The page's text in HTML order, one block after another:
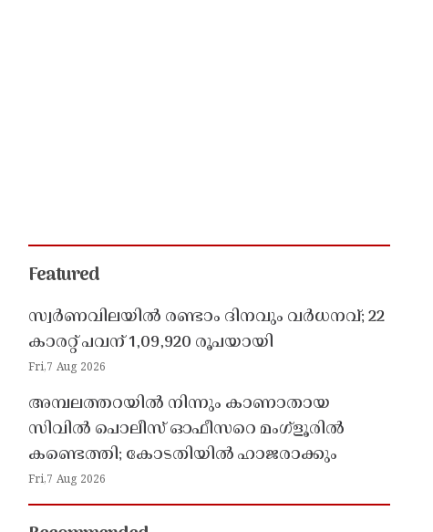
Featured
സ്വർണവിലയിൽ രണ്ടാം ദിനവും വർധനവ്; 22
കാരറ്റ് പവന് 1,09,920 രൂപയായി
Fri,7 Aug 2026
അമ്പലത്തറയിൽ നിന്നും കാണാതായ
സിവിൽ പൊലീസ് ഓഫീസറെ മംഗ്ളൂരിൽ
കണ്ടെത്തി; കോടതിയിൽ ഹാജരാക്കും
Fri,7 Aug 2026